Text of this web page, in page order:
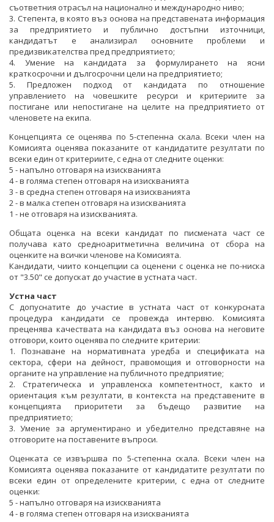
съответния отрасъл на национално и международно ниво;
3. Степента, в която въз основа на представената информация
за предприятието и публично достъпни източници,
кандидатът е анализирал основните проблеми и
предизвикателства пред предприятието;
4. Умение на кандидата за формулирането на ясни
краткосрочни и дългосрочни цели на предприятието;
5. Предложен подход от кандидата по отношение
управлението на човешките ресурси и критериите за
постигане или непостигане на целите на предприятието от
членовете на екипа.
Концепцията се оценява по 5-степенна скала. Всеки член на
Комисията оценява показаните от кандидатите резултати по
всеки един от критериите, с една от следните оценки:
5 - напълно отговаря на изискванията
4 - в голяма степен отговаря на изискванията
3 - в средна степен отговаря на изискванията
2 - в малка степен отговаря на изискванията
1 - не отговаря на изискванията.
Общата оценка на всеки кандидат по писмената част се
получава като средноаритметична величина от сбора на
оценките на всички членове на Комисията.
Кандидати, чиито концепции са оценени с оценка не по-ниска
от "3.50" се допускат до участие в устната част.
Устна част
С допуснатите до участие в устната част от конкурсната
процедура кандидати се провежда интервю. Комисията
преценява качествата на кандидата въз основа на неговите
отговори, които оценява по следните критерии:
1. Познаване на нормативната уредба и спецификата на
сектора, сфери на дейност, правомощия и отговорности на
органите на управление на публичното предприятие;
2. Стратегическа и управленска компетентност, както и
ориентация към резултати, в контекста на представените в
концепцията приоритети за бъдещо развитие на
предприятието;
3. Умение за аргументирано и убедително представяне на
отговорите на поставените въпроси.
Оценката се извършва по 5-степенна скала. Всеки член на
Комисията оценява показаните от кандидатите резултати по
всеки един от определените критерии, с една от следните
оценки:
5 - напълно отговаря на изискванията
4 - в голяма степен отговаря на изискванията